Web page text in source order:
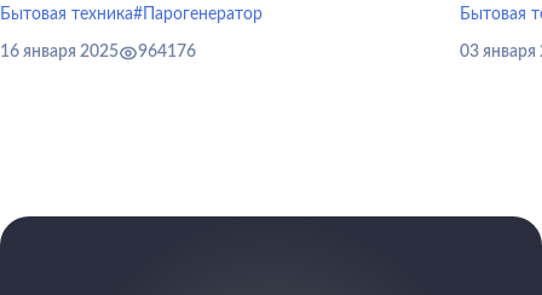
Бытовая техника#Парогенератор
16 января 2025 964176
Бытовая
03 января